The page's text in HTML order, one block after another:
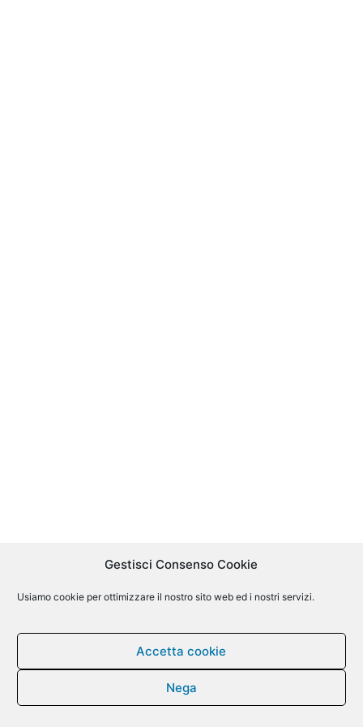
Gestisci Consenso Cookie
Usiamo cookie per ottimizzare il nostro sito web ed i nostri servizi.
Accetta cookie
Nega